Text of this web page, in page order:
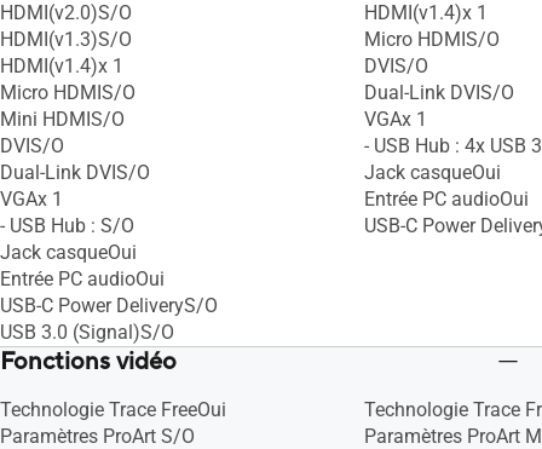
HDMI(v2.0)S/O
HDMI(v1.3)S/O
HDMI(v1.4)x 1
Micro HDMIS/O
Mini HDMIS/O
DVIS/O
Dual-Link DVIS/O
VGAx 1
- USB Hub : S/O
Jack casqueOui
Entrée PC audioOui
USB-C Power DeliveryS/O
USB 3.0 (Signal)S/O
HDMI(v1.4)x 1
Micro HDMIS/O
DVIS/O
Dual-Link DVIS/O
VGAx 1
- USB Hub : 4x USB
Jack casqueOui
Entrée PC audioOui
USB-C Power
Fonctions vidéo
Technologie Trace FreeOui
Paramètres ProArt S/O
Technologie Trace
Paramètres ProArt